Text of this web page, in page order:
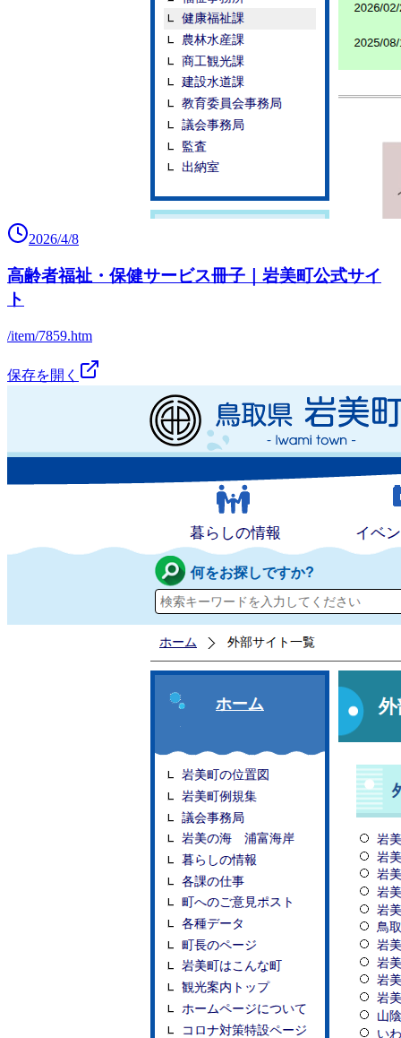
2026/4/8
高齢者福祉・保健サービス冊子｜岩美町公式サイ
ト
/item/7859.htm
保存を開く